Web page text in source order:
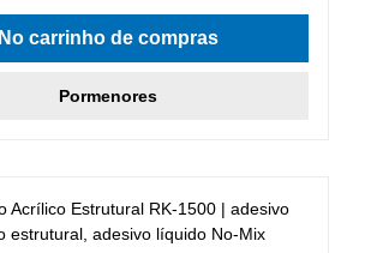
No carrinho de compras
Pormenores